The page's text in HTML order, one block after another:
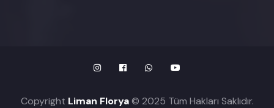
Copyright Liman Florya© 2025 Tüm Hakları Saklıdır.